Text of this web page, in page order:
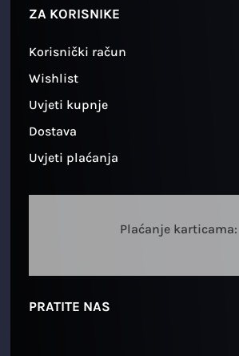
ZA KORISNIKE
Korisnički račun
Wishlist
Uvjeti kupnje
Dostava
Uvjeti plaćanja
Plaćanje karticama:
PRATITE NAS